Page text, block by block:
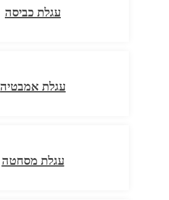
עגלת כביסה
עגלת אמבטיה
עגלת מסחטה